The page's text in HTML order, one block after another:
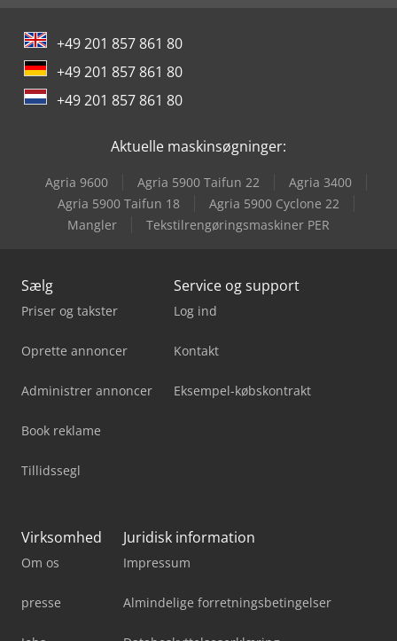
+49 201 857 861 80
+49 201 857 861 80
+49 201 857 861 80
Aktuelle maskinsøgninger:
Agria 9600 Agria 5900 Taifun 22
Agria 3400
Agria 5900 Taifun 18
Agria 5900 Cyclone 22
Mangler
Tekstilrengøringsmaskiner PER
Sælg
Priser og takster
Oprette annoncer
Administrer annoncer
Book reklame
Tillidssegl
Service og support
Log ind
Kontakt
Eksempel-købskontrakt
Virksomhed
Om os
presse
Juridisk information
Impressum
Almindelige forretningsbetingelser